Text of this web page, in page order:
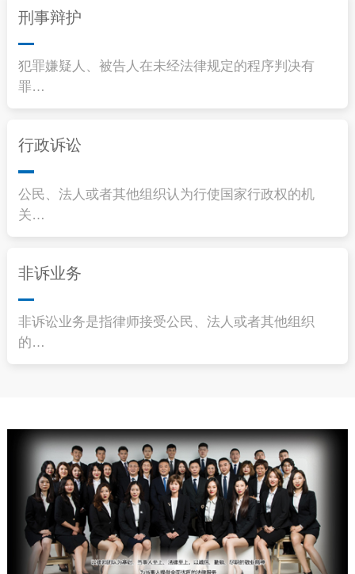
刑事辩护
犯罪嫌疑人、被告人在未经法律规定的程序判决有
罪…
行政诉讼
公民、法人或者其他组织认为行使国家行政权的机
关…
非诉业务
非诉讼业务是指律师接受公民、法人或者其他组织
的…